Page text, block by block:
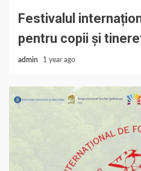
Festivalul
pentru copii și
admin 1 year ago